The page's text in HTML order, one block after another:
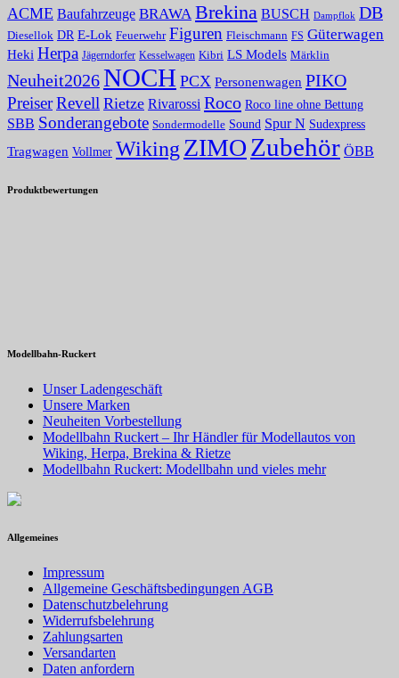
ACME Baufahrzeuge BRAWA Brekina BUSCH Dampflok DB
Diesellok DR E-Lok Feuerwehr Figuren Fleischmann FS Güterwagen
Heki Herpa Jägerndorfer Kesselwagen Kibri LS Models Märklin
Neuheit2026NOCH PCX Personenwagen PIKO
PreiserRevell Rietze Rivarossi Roco Roco line ohne Bettung
SBB Sonderangebote Sondermodelle Sound Spur N Sudexpress
Tragwagen Vollmer Wiking ZIMOZubehör ÖBB
Produktbewertungen
Modellbahn-Ruckert
Unser Ladengeschäft
Unsere Marken
Neuheiten Vorbestellung
Modellbahn Ruckert – Ihr Händler für Modellautos von
Wiking, Herpa, Brekina & Rietze
Modellbahn Ruckert: Modellbahn und vieles mehr
Allgemeines
Impressum
Allgemeine Geschäftsbedingungen AGB
Datenschutzbelehrung
Widerrufsbelehrung
Zahlungsarten
Versandarten
Daten anfordern